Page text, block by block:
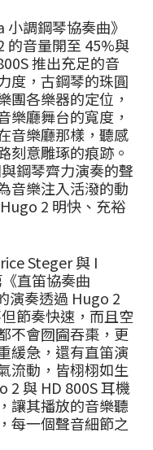
調鋼琴協奏曲》
的音量開至 45%與
推出充足的音
度，古鋼琴的珠圓
團各樂器的定位，
樂廳舞台的寬度，
音樂廳那樣，聽感
刻意雕琢的痕跡。
鋼琴齊力演奏的聲
音樂注入活潑的動
2 明快、充裕
Steger 與 I
直笛協奏曲
演奏透過 Hugo 2
節奏快速，而且空
不會囫圇吞棗，更
緩急，還有直笛演
流動，皆栩栩如生
2 與 HD 800S 耳機
讓其播放的音樂聽
每一個聲音細節之